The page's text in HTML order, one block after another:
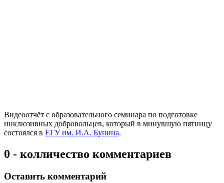
Видеоотчёт с образовательного семинара по подготовке
инклюзивных добровольцев, который в минувшую пятницу
состоялся в ЕГУ им. И.А. Бунина.
0 - колличество комментариев
Оставить комментарий